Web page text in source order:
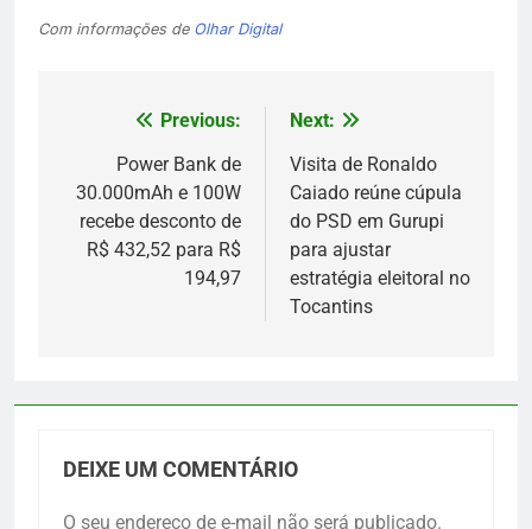
Com informações de Olhar Digital
Navegação
Post
Previous:
Power Bank de
30.000mAh e 100W
recebe desconto de
R$ 432,52 para R$
194,97
Next:
Visita de Ronaldo
Caiado reúne cúpula
do PSD em Gurupi
para ajustar
estratégia eleitoral no
Tocantins
DEIXE UM COMENTÁRIO
O seu endereço de e-mail não será publicado.